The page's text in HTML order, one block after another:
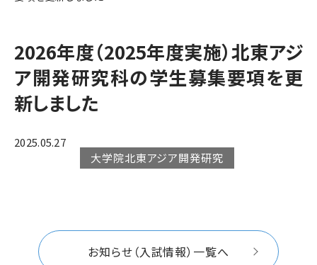
2026年度（2025年度実施）北東アジ
ア開発研究科の学生募集要項を更
新しました
2025.05.27
大学院北東アジア開発研究
お知らせ（入試情報）一覧へ